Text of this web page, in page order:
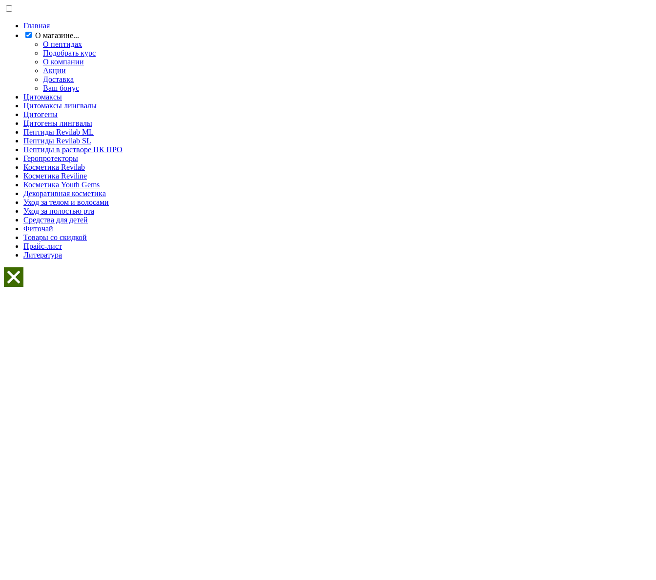
Главная
О магазине...
О пептидах
Подобрать курс
О компании
Акции
Доставка
Ваш бонус
Цитомаксы
Цитомаксы лингвалы
Цитогены
Цитогены лингвалы
Пептиды Revilab ML
Пептиды Revilab SL
Пептиды в растворе ПК ПРО
Геропротекторы
Косметика Revilab
Косметика Reviline
Косметика Youth Gems
Декоративная косметика
Уход за телом и волосами
Уход за полостью рта
Средства для детей
Фиточай
Товары со скидкой
Прайс-лист
Литература